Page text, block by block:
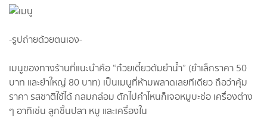
-รูปถ่ายด้วยตนเอง-
เมนูของทางร้านที่แนะนำคือ “ก๋วยเตี๋ยวต้มยำน้ำ” (ยำเล็กราคา 50
บาท และยำใหญ่ 80 บาท) เป็นเมนูที่ห้ามพลาดเลยทีเดียว ถือว่าคุ้ม
ราคา รสชาติใช้ได้ กลมกล่อม ตักไปคำไหนก็เจอหมูบะช่อ เครื่องต่าง
ๆ อาทิเช่น ลูกชิ้นปลา หมู และเครื่องใน